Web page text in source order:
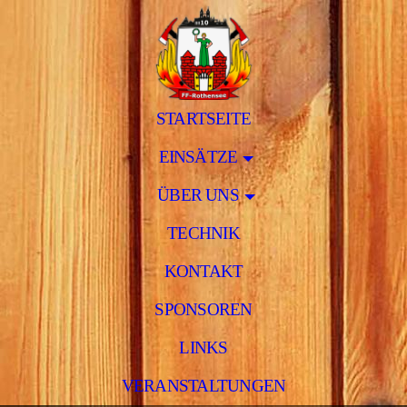
STARTSEITE
EINSÄTZE
ÜBER UNS
TECHNIK
KONTAKT
SPONSOREN
LINKS
VERANSTALTUNGEN